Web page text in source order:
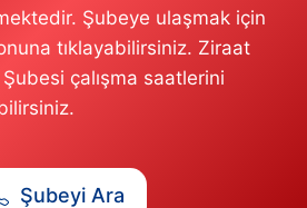
Şubeye ulaşmak için
tıklayabilirsiniz. Ziraat
çalışma saatlerini
Şubeyi Ara